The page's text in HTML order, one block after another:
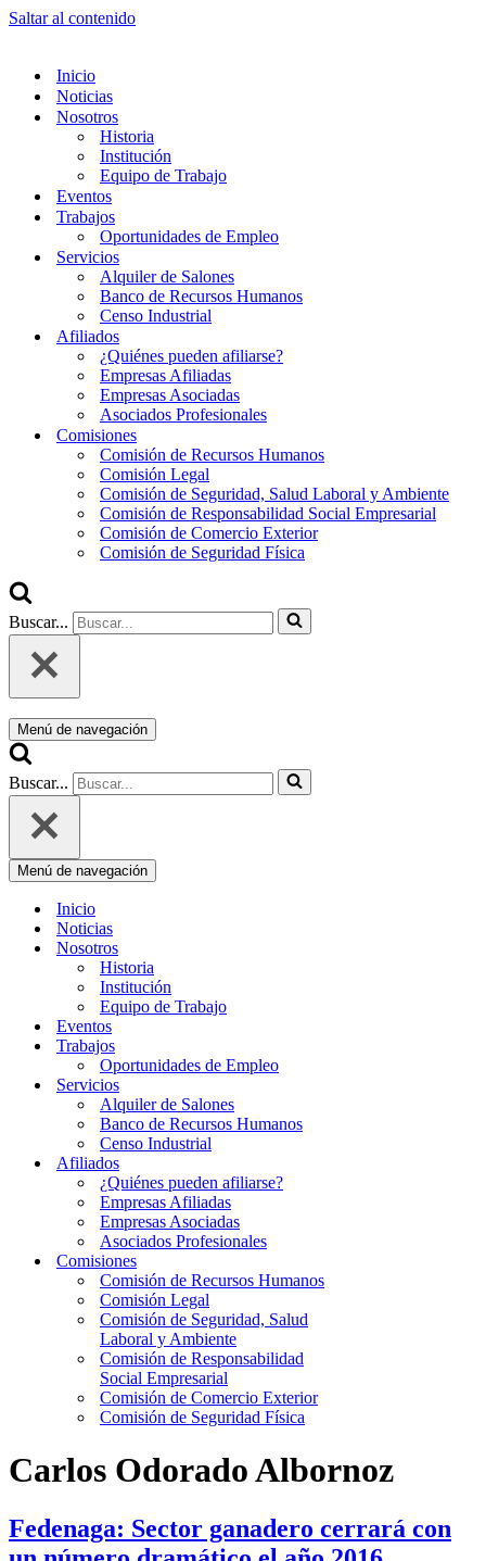
Saltar al contenido
Inicio
Noticias
Nosotros
Historia
Institución
Equipo de Trabajo
Eventos
Trabajos
Oportunidades de Empleo
Servicios
Alquiler de Salones
Banco de Recursos Humanos
Censo Industrial
Afiliados
¿Quiénes pueden afiliarse?
Empresas Afiliadas
Empresas Asociadas
Asociados Profesionales
Comisiones
Comisión de Recursos Humanos
Comisión Legal
Comisión de Seguridad, Salud Laboral y Ambiente
Comisión de Responsabilidad Social Empresarial
Comisión de Comercio Exterior
Comisión de Seguridad Física
Buscar...
Menú de navegación
Buscar...
Menú de navegación
Inicio
Noticias
Nosotros
Historia
Institución
Equipo de Trabajo
Eventos
Trabajos
Oportunidades de Empleo
Servicios
Alquiler de Salones
Banco de Recursos Humanos
Censo Industrial
Afiliados
¿Quiénes pueden afiliarse?
Empresas Afiliadas
Empresas Asociadas
Asociados Profesionales
Comisiones
Comisión de Recursos Humanos
Comisión Legal
Comisión de Seguridad, Salud
Laboral y Ambiente
Comisión de Responsabilidad
Social Empresarial
Comisión de Comercio Exterior
Comisión de Seguridad Física
Carlos Odorado Albornoz
Fedenaga: Sector ganadero cerrará con